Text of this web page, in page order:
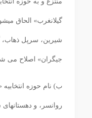
گیلانغرب» الحاق
شیرین، سرپل ذهاب،
جیگران» اصلاح می
ب) نام حوزه انتخابیه
روانسر، و